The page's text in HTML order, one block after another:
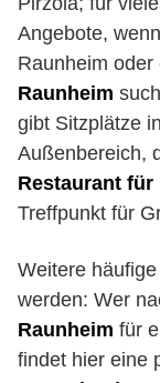
Angebote,
Raunheim
Raunheim
gibt Sitzplätze
Außenbereich,
Restaurant für
Treffpunkt für
Weitere
werden: Wer
Raunheim für
findet hier eine